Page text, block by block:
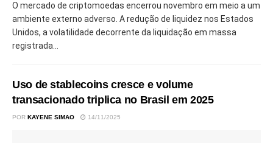
O mercado de criptomoedas encerrou novembro em meio a um
ambiente externo adverso. A redução de liquidez nos Estados
Unidos, a volatilidade decorrente da liquidação em massa
registrada...
Uso de stablecoins cresce e volume
transacionado triplica no Brasil em 2025
POR KAYENE SIMAO 14/11/2025